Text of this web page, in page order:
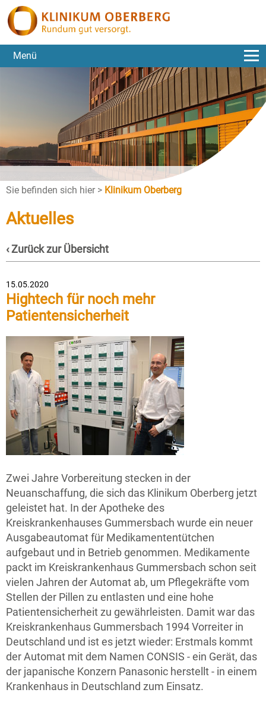
Menü
Sie befinden sich hier > Klinikum Oberberg
Aktuelles
‹ Zurück zur Übersicht
15.05.2020
Hightech für noch mehr
Patientensicherheit
Zwei Jahre Vorbereitung stecken in der
Neuanschaffung, die sich das Klinikum Oberberg jetzt
geleistet hat. In der Apotheke des
Kreiskrankenhauses Gummersbach wurde ein neuer
Ausgabeautomat für Medikamententütchen
aufgebaut und in Betrieb genommen. Medikamente
packt im Kreiskrankenhaus Gummersbach schon seit
vielen Jahren der Automat ab, um Pflegekräfte vom
Stellen der Pillen zu entlasten und eine hohe
Patientensicherheit zu gewährleisten. Damit war das
Kreiskrankenhaus Gummersbach 1994 Vorreiter in
Deutschland und ist es jetzt wieder: Erstmals kommt
der Automat mit dem Namen CONSIS - ein Gerät, das
der japanische Konzern Panasonic herstellt - in einem
Krankenhaus in Deutschland zum Einsatz.